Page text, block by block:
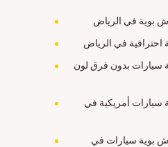
بوية في الرياض
في الرياض
سيارات بدون فرق لون
أمريكية في
بوية سيارات في